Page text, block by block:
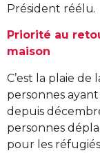
Président réélu.
Priorité au
maison
C’est la plaie
personnes
depuis
personnes
pour les réfugiés